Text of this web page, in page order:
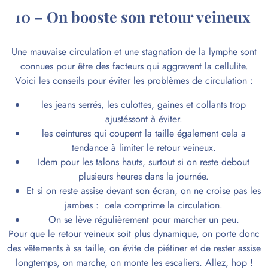
10 – On booste son retour veineux
Une mauvaise circulation et une stagnation de la lymphe sont
connues pour être des facteurs qui aggravent la cellulite.
Voici les conseils pour éviter les problèmes de circulation :
les jeans serrés, les culottes, gaines et collants trop
ajustéssont à éviter.
les ceintures qui coupent la taille également cela a
tendance à limiter le retour veineux.
Idem pour les talons hauts, surtout si on reste debout
plusieurs heures dans la journée.
Et si on reste assise devant son écran, on ne croise pas les
jambes : cela comprime la circulation.
On se lève régulièrement pour marcher un peu.
Pour que le retour veineux soit plus dynamique, on porte donc
des vêtements à sa taille, on évite de piétiner et de rester assise
longtemps, on marche, on monte les escaliers. Allez, hop !